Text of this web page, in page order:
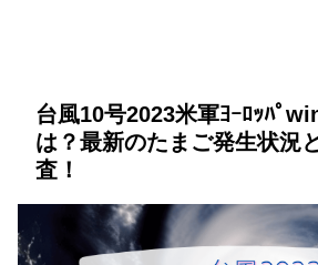
台風10号2023米軍ﾖｰﾛｯﾊﾟ
は？最新のたまご発生状況
査！